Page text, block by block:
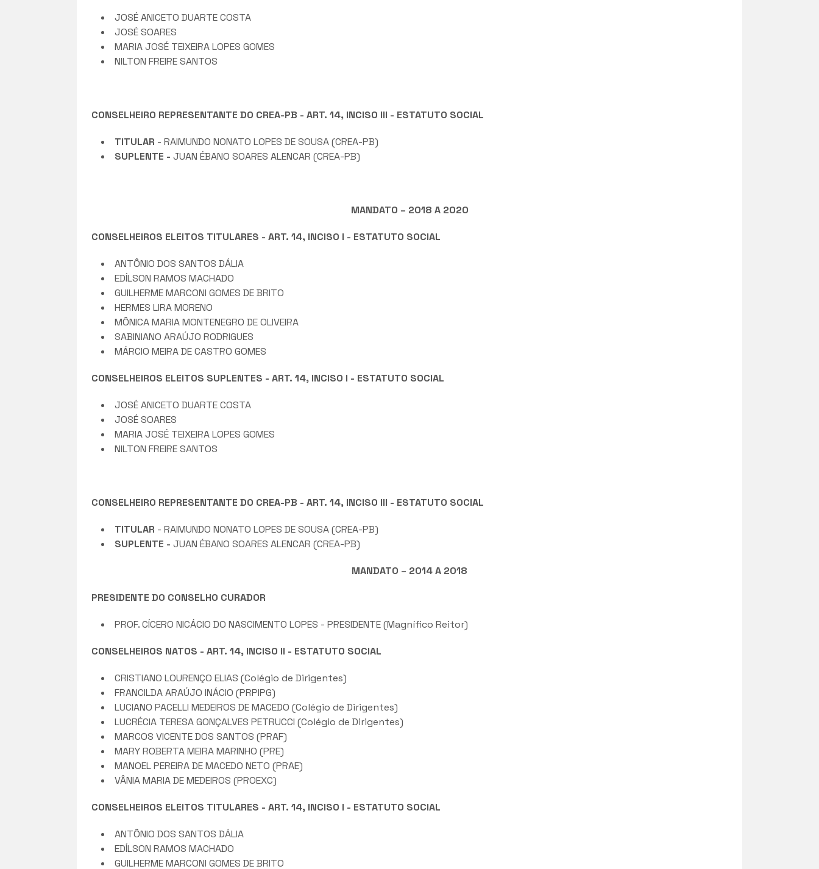
JOSÉ ANICETO DUARTE COSTA
JOSÉ SOARES
MARIA JOSÉ TEIXEIRA LOPES GOMES
NILTON FREIRE SANTOS
CONSELHEIRO REPRESENTANTE DO CREA-PB - ART. 14, INCISO III - ESTATUTO SOCIAL
TITULAR - RAIMUNDO NONATO LOPES DE SOUSA (CREA-PB)
SUPLENTE - JUAN ÉBANO SOARES ALENCAR (CREA-PB)
MANDATO – 2018 A 2020
CONSELHEIROS ELEITOS TITULARES - ART. 14, INCISO I - ESTATUTO SOCIAL
ANTÔNIO DOS SANTOS DÁLIA
EDÍLSON RAMOS MACHADO
GUILHERME MARCONI GOMES DE BRITO
HERMES LIRA MORENO
MÔNICA MARIA MONTENEGRO DE OLIVEIRA
SABINIANO ARAÚJO RODRIGUES
MÁRCIO MEIRA DE CASTRO GOMES
CONSELHEIROS ELEITOS SUPLENTES - ART. 14, INCISO I - ESTATUTO SOCIAL
JOSÉ ANICETO DUARTE COSTA
JOSÉ SOARES
MARIA JOSÉ TEIXEIRA LOPES GOMES
NILTON FREIRE SANTOS
CONSELHEIRO REPRESENTANTE DO CREA-PB - ART. 14, INCISO III - ESTATUTO SOCIAL
TITULAR - RAIMUNDO NONATO LOPES DE SOUSA (CREA-PB)
SUPLENTE - JUAN ÉBANO SOARES ALENCAR (CREA-PB)
MANDATO – 2014 A 2018
PRESIDENTE DO CONSELHO CURADOR
PROF. CÍCERO NICÁCIO DO NASCIMENTO LOPES - PRESIDENTE (Magnífico Reitor)
CONSELHEIROS NATOS - ART. 14, INCISO II - ESTATUTO SOCIAL
CRISTIANO LOURENÇO ELIAS (Colégio de Dirigentes)
FRANCILDA ARAÚJO INÁCIO (PRPIPG)
LUCIANO PACELLI MEDEIROS DE MACEDO (Colégio de Dirigentes)
LUCRÉCIA TERESA GONÇALVES PETRUCCI (Colégio de Dirigentes)
MARCOS VICENTE DOS SANTOS (PRAF)
MARY ROBERTA MEIRA MARINHO (PRE)
MANOEL PEREIRA DE MACEDO NETO (PRAE)
VÂNIA MARIA DE MEDEIROS (PROEXC)
CONSELHEIROS ELEITOS TITULARES - ART. 14, INCISO I - ESTATUTO SOCIAL
ANTÔNIO DOS SANTOS DÁLIA
EDÍLSON RAMOS MACHADO
GUILHERME MARCONI GOMES DE BRITO